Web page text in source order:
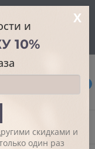
X
и
10%
скидками и
один раз
Я согласен